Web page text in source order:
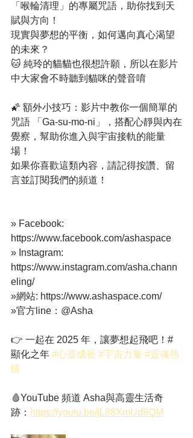
「喉輪清理」的專屬咒語，助你找到天
賦與方向！
現實與夢想的平衡，如何邁向真心渴望
的未來？
🐱 純玲的貓貓也很想許願，所以在影片
中大家會不時聽到貓咪的聲音唷
🌠 額外小技巧：影片中教你一個簡單的
咒語 「Ga-su-mo-ni」，搭配心靜與內在
覺察，幫助你進入與宇宙接軌的能量
場！
如果你喜歡這類內容，請記得按讚、留
言並訂閱我們的頻道！
» Facebook:
https://www.facebook.com/ashaspace
» Instagram:
https://www.instagram.com/asha.chann
eling/
»網站: https://www.ashaspace.com/
»官方line：@Asha
👉 一起在 2025 年，讓夢想起飛吧！#
顯化之年 #心靈成長 #宇宙力量 #靈魂熱
情
🩸YouTube 頻道 Asha與高靈生活奇
跡： https://youtu.be/jL88XmUd9QM